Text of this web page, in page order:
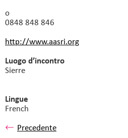
o
0848 848 846
http://www.aasri.org
Luogo d’incontro
Sierre
Lingue
French
Precedente